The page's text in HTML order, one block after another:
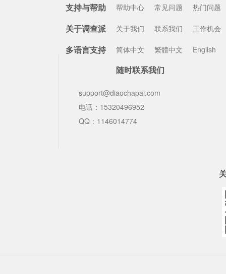
支持与帮助 帮助中心 常见问题 热门问题
关于调查派 关于我们 联系我们 工作机会
多语言支持 简体中文 繁體中文 English
随时联系我们
support@diaochapai.com
电话：15320496952
QQ：1146014774